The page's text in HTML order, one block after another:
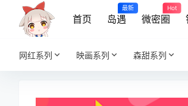
首页 岛遇
最新
微密圈
Hot
网红系列 映画系列 森甜系列